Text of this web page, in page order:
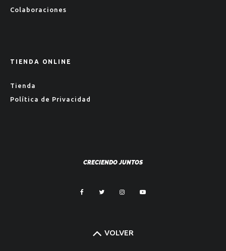
Colaboraciones
TIENDA ONLINE
Tienda
Política de Privacidad
CRECIENDO JUNTOS
VOLVER